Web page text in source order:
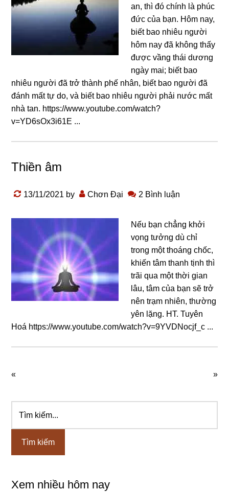
an, thì đó chính là phúc
đức của bạn. Hôm nay,
biết bao nhiêu người
hôm nay đã không thấy
được vầng thái dương
ngày mai; biết bao
nhiêu người đã trở thành phế nhân, biết bao người đã
đánh mất tự do, và biết bao nhiêu người phải nước mất
nhà tan. https://www.youtube.com/watch?
v=YD6sOx3i61E ...
Thiền âm
13/11/2021 by Chơn Đại 2 Bình luận
Nếu bạn chẳng khởi
vọng tưởng dù chỉ
trong một thoáng chốc,
khiến tâm thanh tịnh thì
trãi qua một thời gian
lâu, tâm của bạn sẽ trở
nên trạm nhiên, thường
yên lặng. HT. Tuyên
Hoá https://www.youtube.com/watch?v=9YVDNocjf_c ...
« »
Sidebar
chính
kiếm...
Xem nhiều hôm nay